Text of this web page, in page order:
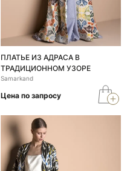
ПЛАТЬЕ ИЗ АДРАСА В
ТРАДИЦИОННОМ УЗОРЕ
Samarkand
Цена по запросу